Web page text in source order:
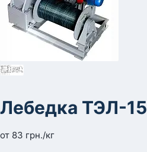
Лебедка ТЭЛ-15
от 83 грн./кг